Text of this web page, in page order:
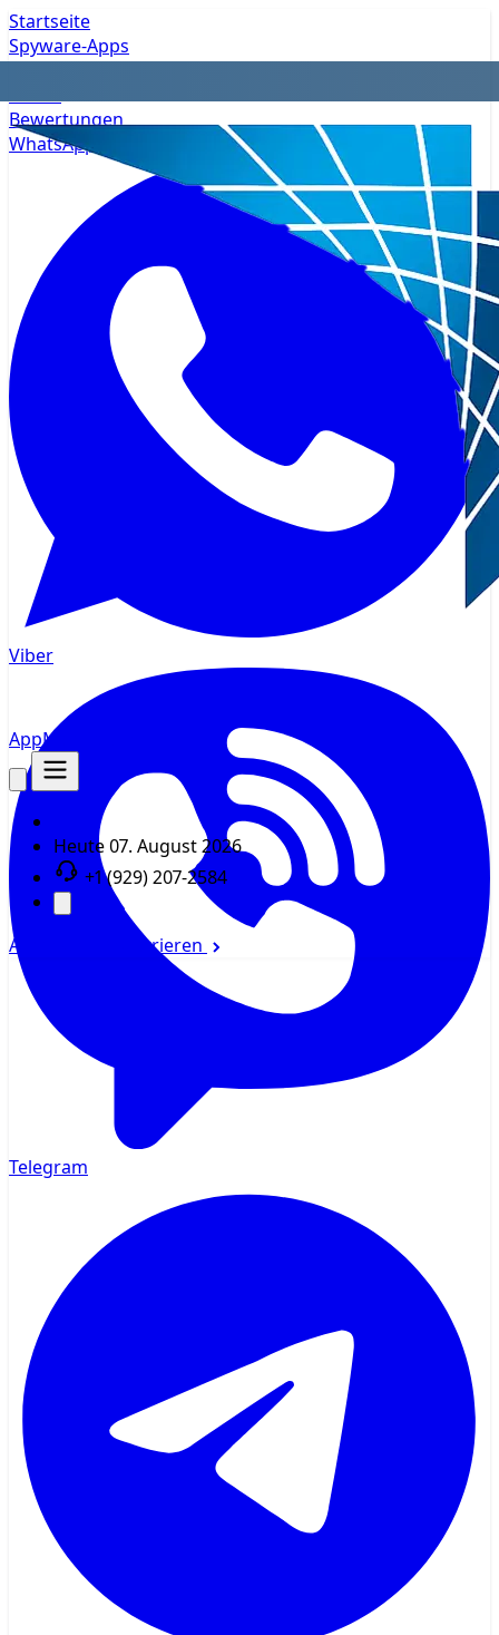
AppMsr
Heute07. August 2026
+1 (929) 207-2584
Anmelden Registrieren
Startseite
Spyware-Apps
Bewertungen
WhatsApp
Viber
Telegram